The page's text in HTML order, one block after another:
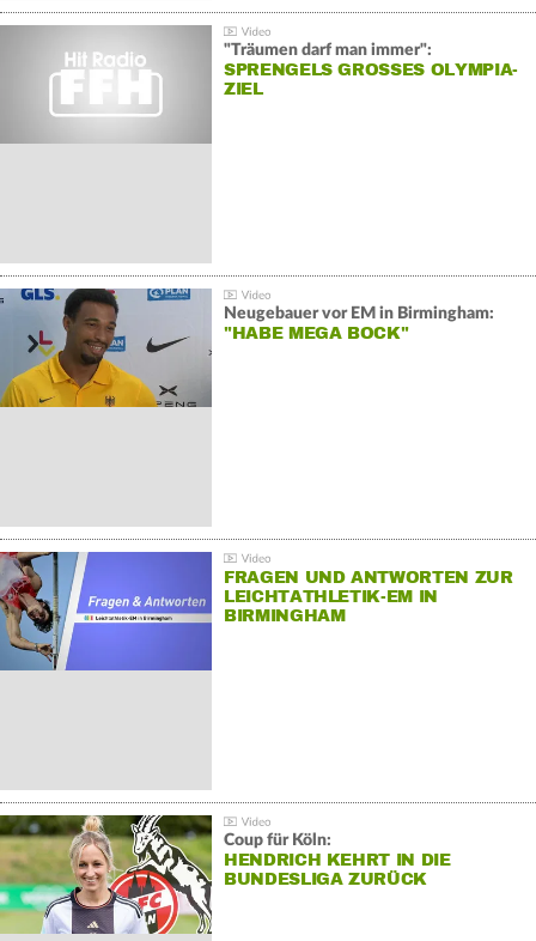
"Träumen darf man immer":
SPRENGELS GROSSES OLYMPIA-Z
IEL
Neugebauer vor EM in Birmingham:
"HABE MEGA BOCK"
FRAGEN UND ANTWORTEN ZUR
LEICHTATHLETIK-EM IN
BIRMINGHAM
Coup für Köln:
HENDRICH KEHRT IN DIE
BUNDESLIGA ZURÜCK